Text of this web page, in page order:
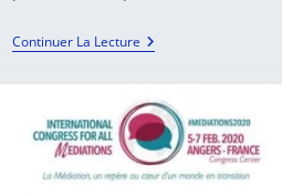
Continuer La Lecture «
La
Repère
Au
Cœur
D’un
Monde